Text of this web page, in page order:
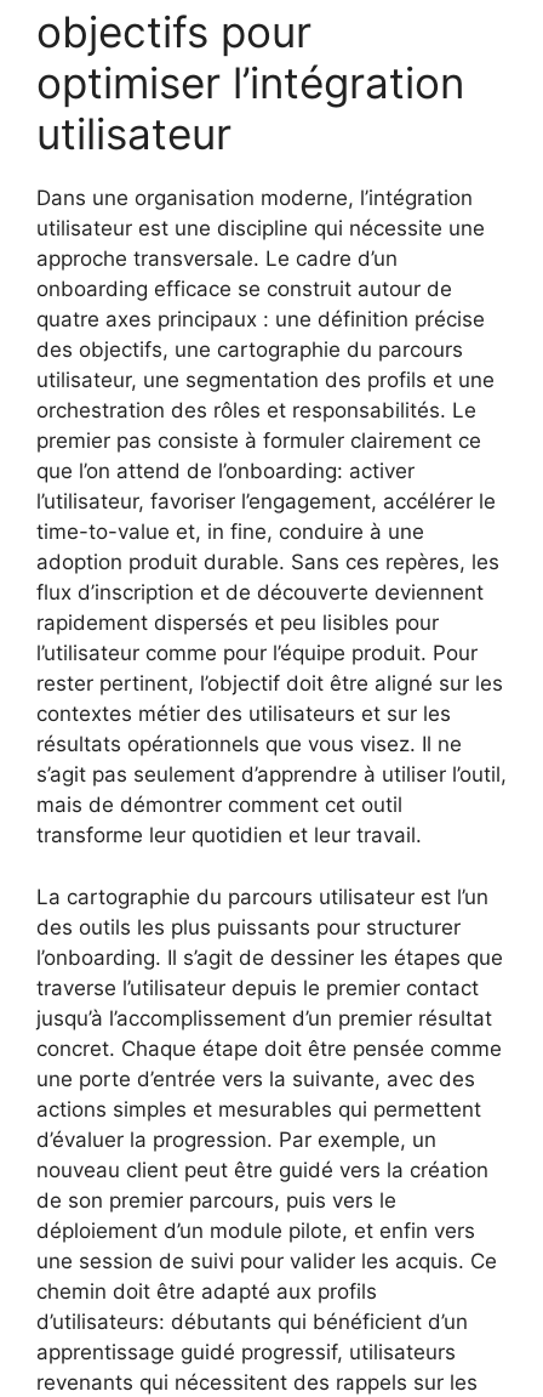
objectifs pour
optimiser l’intégration
utilisateur
Dans une organisation moderne, l’intégration
utilisateur est une discipline qui nécessite une
approche transversale. Le cadre d’un
onboarding efficace se construit autour de
quatre axes principaux : une définition précise
des objectifs, une cartographie du parcours
utilisateur, une segmentation des profils et une
orchestration des rôles et responsabilités. Le
premier pas consiste à formuler clairement ce
que l’on attend de l’onboarding: activer
l’utilisateur, favoriser l’engagement, accélérer le
time-to-value et, in fine, conduire à une
adoption produit durable. Sans ces repères, les
flux d’inscription et de découverte deviennent
rapidement dispersés et peu lisibles pour
l’utilisateur comme pour l’équipe produit. Pour
rester pertinent, l’objectif doit être aligné sur les
contextes métier des utilisateurs et sur les
résultats opérationnels que vous visez. Il ne
s’agit pas seulement d’apprendre à utiliser l’outil,
mais de démontrer comment cet outil
transforme leur quotidien et leur travail.
La cartographie du parcours utilisateur est l’un
des outils les plus puissants pour structurer
l’onboarding. Il s’agit de dessiner les étapes que
traverse l’utilisateur depuis le premier contact
jusqu’à l’accomplissement d’un premier résultat
concret. Chaque étape doit être pensée comme
une porte d’entrée vers la suivante, avec des
actions simples et mesurables qui permettent
d’évaluer la progression. Par exemple, un
nouveau client peut être guidé vers la création
de son premier parcours, puis vers le
déploiement d’un module pilote, et enfin vers
une session de suivi pour valider les acquis. Ce
chemin doit être adapté aux profils
d’utilisateurs: débutants qui bénéficient d’un
apprentissage guidé progressif, utilisateurs
revenants qui nécessitent des rappels sur les